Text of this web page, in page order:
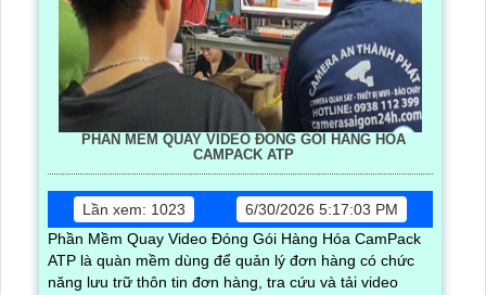
PHẦN MỀM QUAY VIDEO ĐÓNG GÓI HÀNG HÓA
CAMPACK ATP
Lần xem: 1023
6/30/2026 5:17:03 PM
Phần Mềm Quay Video Đóng Gói Hàng Hóa CamPack
ATP là quàn mềm dùng để quản lý đơn hàng có chức
năng lưu trữ thôn tin đơn hàng, tra cứu và tải video